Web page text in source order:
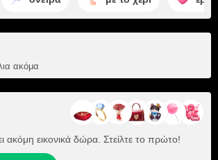
ακόμα
ακόμη εικονικά δώρα. Στείλτε το πρώτο!